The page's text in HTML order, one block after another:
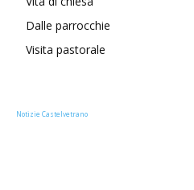
Dalle parrocchie
Visita pastorale
Notizie Castelvetrano